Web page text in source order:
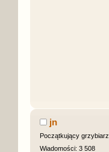
jn
Początkujący grzybiarz
Wiadomości: 3 508